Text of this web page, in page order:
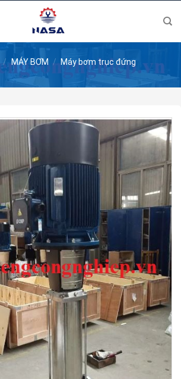
/ MÁY BƠM / Máy bơm trục đứng